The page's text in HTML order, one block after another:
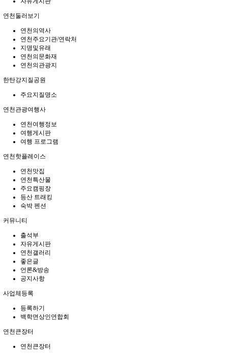
연천둘러보기
연천의역사
연천주요기관/연락처
지명및유래
연천의문화재
연천의관광지
한탄강지질공원
주요지질명소
연천관광여행사
연천여행정보
여행게시판
여행 프로그램
연천핫플레이스
연천맛집
연천특산물
주요캠핑장
등산 트래킹
숙박 펜션
커뮤니티
출석부
자유게시판
연천갤러리
좋은글
언론&방송
공지사항
사업체등록
등록하기
백학면상인연합회
연천큰장터
연천큰장터